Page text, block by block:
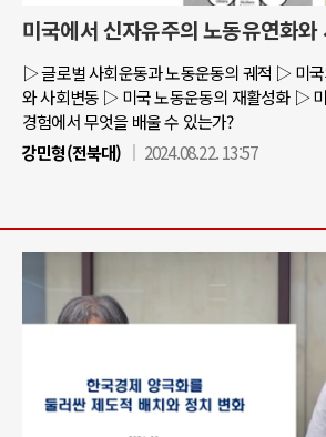
미국에서 신자유주의 노동유연화와
▷ 글로벌 사회운동과 노동운동의 궤적 ▷ 미
와 사회변동 ▷ 미국 노동운동의 재활성화 ▷
경험에서 무엇을 배울 수 있는가?
강민형(전북대)
2024.08.22. 13:57